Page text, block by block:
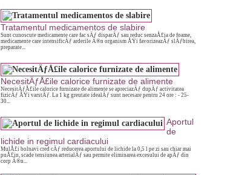
Tratamentul medicamentos de slabire
Sunt cunoscute medicamente care fac sÄƒ disparÄƒ sau reduc senzaÅ£ia de foame,
medicamente care intensificÄƒ arderile Ã®n organism ÅŸi favorizeazÄƒ slÄƒbirea,
preparate...
NecesitÄƒÅ£ile calorice furnizate de alimente
NecesitÄƒÅ£ile calorice furnizate de alimente se apreciazÄƒ dupÄƒ activitatea
fizicÄƒ ÅŸi varstÄƒ. La 1 kg greutate idealÄƒ sunt necesare pentru 24 ore : - 25-
30...
Aportul
de
lichide in regimul cardiacului
MulÅ£i bolnavi cred cÄƒ reducerea aportului de lichide la 0,5 l pe zi sau chiar mai
puÅ£in, scade tensiunea arterialÄƒ sau permite eliminarea excesului de apÄƒ din
corp Ã®n...